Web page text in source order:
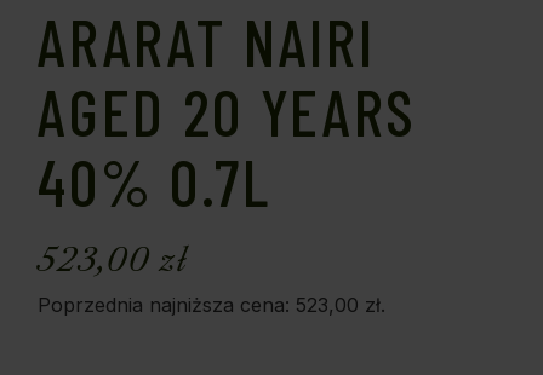
ARARAT NAIRI
AGED 20 YEARS
40% 0.7L
523,00zł
Poprzednia najniższa cena: 523,00 zł.